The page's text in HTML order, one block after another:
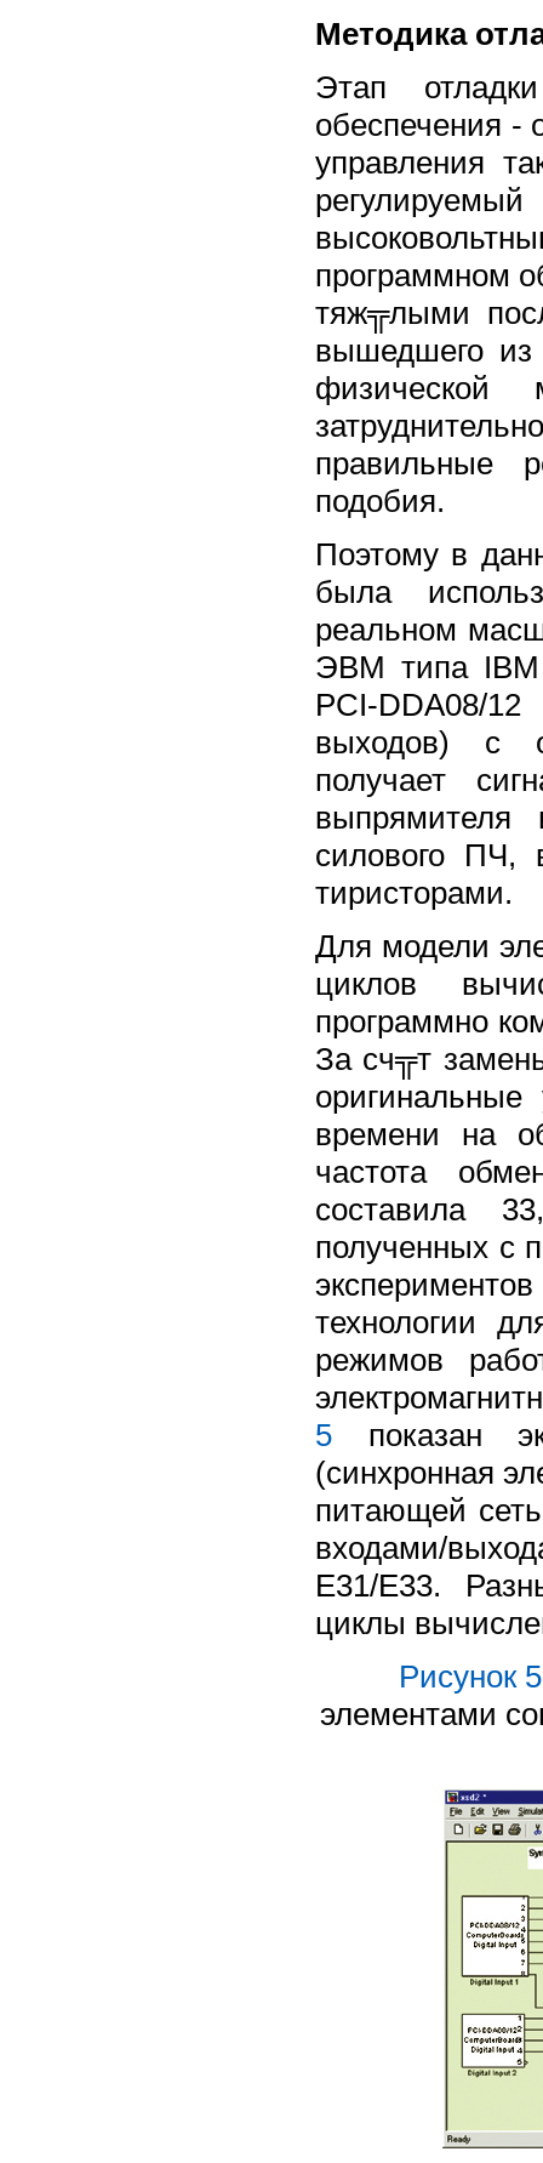
Методика
Этап
обеспечения -
управления
программном
тяж╦лыми
вышедшего из
физической
правильные
подобия.
Поэтому в
была
реальном
ЭВМ типа IBM
PCI-DDA08/
выходов) с
получает
выпрямителя
силового ПЧ,
тиристорами.
Для модели
циклов
программно
За сч╦т
времени на
частота
составила
полученных с
технологии
режимов
5 показан
(синхронная
питающей
входами/
E31/E33.
циклы
Рисунок
элементами